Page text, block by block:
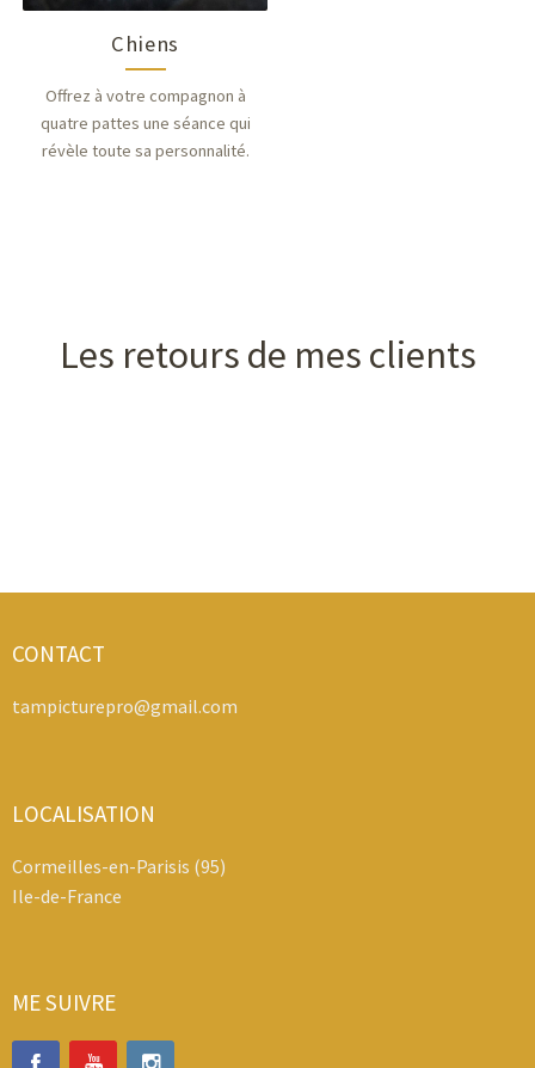
Chiens
Offrez à votre compagnon à
quatre pattes une séance qui
révèle toute sa personnalité.
Les retours de mes clients
CONTACT
tampicturepro@gmail.com
LOCALISATION
Cormeilles-en-Parisis (95)
Ile-de-France
ME SUIVRE